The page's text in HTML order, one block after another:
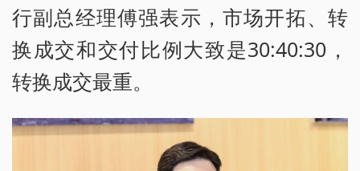
行副总经理傅强表示，市场开拓、转
换成交和交付比例大致是30:40:30，
转换成交最重。